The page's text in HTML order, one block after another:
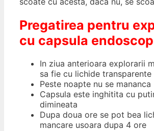
Pregatirea pentru
cu capsula
In ziua anterioara explorarii
sa fie cu lichide transparente
Peste noapte nu se mananca
Capsula este inghitita cu
dimineata
Dupa doua ore se pot bea
mancare usoara dupa 4 ore